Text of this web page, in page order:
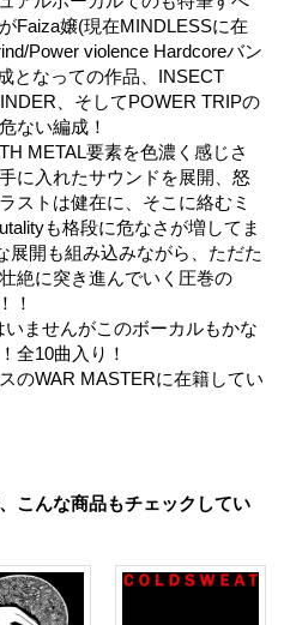
Faiza嬢(現在MINDLESSに在
Power violence Hardcoreバン
となっての作品、INSECT
、そしてPOWER TRIPの
ない編成！
METAL要素を色濃く感じさ
に入れたサウンドを展開、怒
ストは健在に、そこに絡むミ
も格段に危なさが増してま
展開も組み込みながら、ただた
絶に突き進んでいく圧巻の
！
ませんがこのボーカルもかな
全10曲入り！
のWAR MASTERに在籍してい
こんな商品もチェックしてい